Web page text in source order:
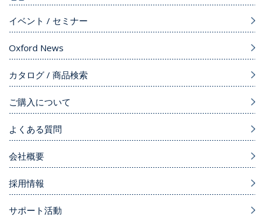
イベント / セミナー
Oxford News
カタログ / 商品検索
ご購入について
よくある質問
会社概要
採用情報
サポート活動